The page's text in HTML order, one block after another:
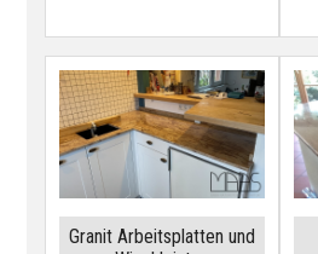
Granit Arbeitsplatten und